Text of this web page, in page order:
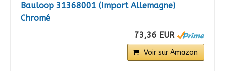
Bauloop 31368001 (Import Allemagne)
Chromé
73,36 EUR
Voir sur Amazon